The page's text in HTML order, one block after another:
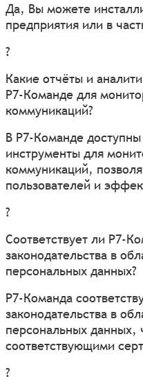
Да, Вы можете
предприятия или в
?
Какие отчёты и
Р7-Команде для
коммуникаций?
В Р7-Команде
инструменты для
коммуникаций,
пользователей и
?
Соответствует ли Р7-
законодательства в
персональных данных?
Р7-Команда
законодательства в
персональных данных,
соответствующими
?